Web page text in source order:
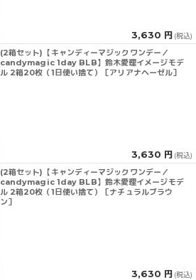
3,630 円 (税込)
(2箱セット)【キャンディーマジックワンデー／
candymagic 1day BLB】鈴木愛理イメージモデ
ル 2箱20枚（1日使い捨て）［アリアナヘーゼル］
3,630 円 (税込)
(2箱セット)【キャンディーマジックワンデー／
candymagic 1day BLB】鈴木愛理イメージモデ
ル 2箱20枚（1日使い捨て）［ナチュラルブラウ
ン］
3,630 円 (税込)